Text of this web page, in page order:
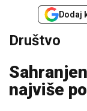
Dodaj
Društvo
najviše